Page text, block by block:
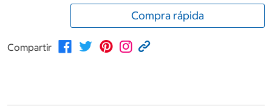
Compra rápida
Compartir